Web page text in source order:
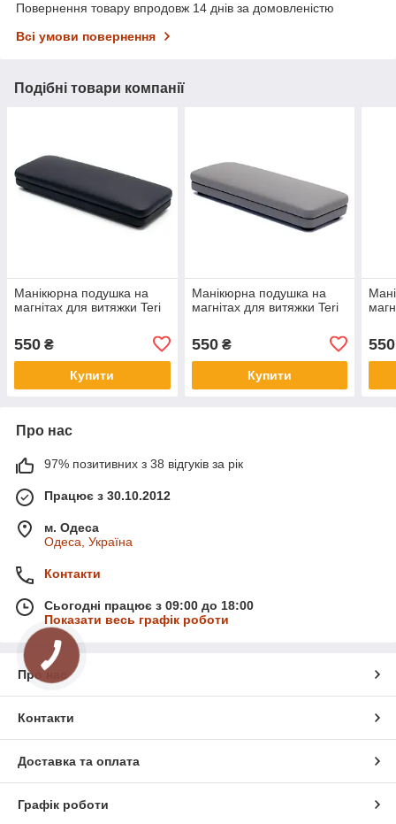
Повернення товару впродовж 14 днів за домовленістю
Всі умови повернення
Подібні товари компанії
Манікюрна подушка на
магнітах для витяжки Teri
550 ₴
Купити
Манікюрна подушка на
магнітах для витяжки Teri
550₴
Купити
550
Про нас
97% позитивних з 38 відгуків за рік
Працює з 30.10.2012
м. Одеса
Одеса, Україна
Контакти
Сьогодні працює з 09:00 до 18:00
Показати весь графік роботи
Про нас
Контакти
Доставка та оплата
Графік роботи